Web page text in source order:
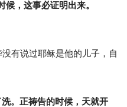
，这事必证明出来。
没有说过耶稣是他的儿子，自
。正祷告的时候，天就开